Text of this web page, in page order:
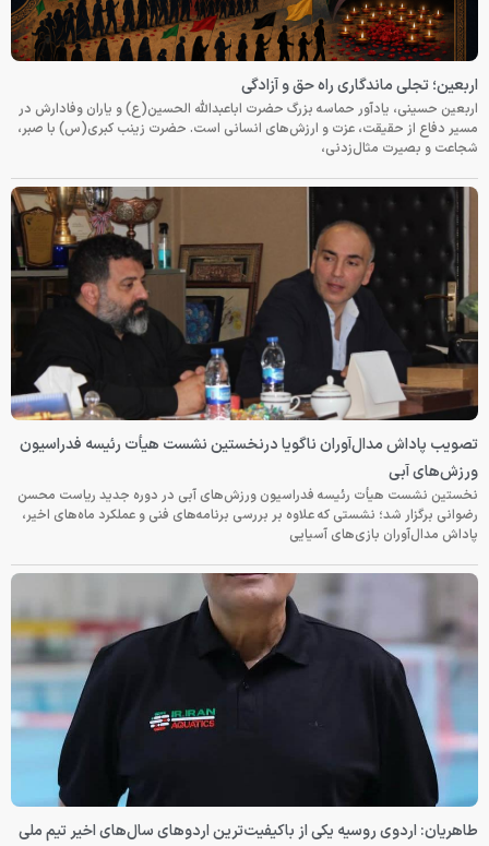
اربعین؛ تجلی ماندگاری راه حق و آزادگی
اربعین حسینی، یادآور حماسه بزرگ حضرت اباعبدالله الحسین(ع) و یاران وفادارش در
مسیر دفاع از حقیقت، عزت و ارزش‌های انسانی است. حضرت زینب کبری(س) با صبر،
شجاعت و بصیرت مثال‌زدنی،
تصویب پاداش مدال‌آوران ناگویا درنخستین نشست هیأت رئیسه فدراسیون
ورزش‌های آبی
نخستین نشست هیأت رئیسه فدراسیون ورزش‌های آبی در دوره جدید ریاست محسن
رضوانی برگزار شد؛ نشستی که علاوه بر بررسی برنامه‌های فنی و عملکرد ماه‌های اخیر،
پاداش مدال‌آوران بازی‌های آسیایی
طاهریان: اردوی روسیه یکی از باکیفیت‌ترین اردوهای سال‌های اخیر تیم ملی